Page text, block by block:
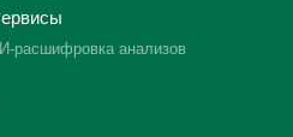
расшифровка анализов